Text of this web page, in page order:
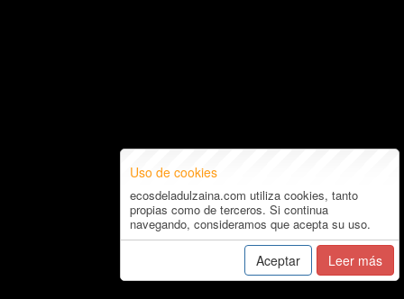
Uso de cookies
ecosdeladulzaina.com utiliza cookies, tanto
propias como de terceros. Si continua
navegando, consideramos que acepta su uso.
Aceptar Leer más